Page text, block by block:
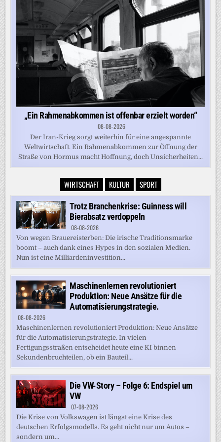
„Ein Rahmenabkommen ist offenbar erzielt worden“
08-08-2026
Der Iran-Krieg sorgt weiterhin für eine angespannte
Weltwirtschaft. Ein Rahmenabkommen zur Öffnung der
Straße von Hormus macht Hoffnung, doch Unsicherheiten...
WIRTSCHAFT KULTUR SPORT
Trotz Branchenkrise: Guinness will
Bierabsatz verdoppeln
08-08-2026
Von wegen Brauereisterben: Die irische Traditionsmarke
boomt – auch dank eines Hypes in den sozialen Medien.
Nun ist eine Milliardeninvestition...
Maschinenlernen revolutioniert
Produktion: Neue Ansätze für die
Automatisierungstrategie.
08-08-2026
Maschinenlernen revolutioniert Produktion: Neue Ansätze
für die Automatisierungstrategie. In vielen
Fertigungsstraßen entscheidet heute eine KI binnen
Sekundenbruchteilen, ob ein Bauteil...
Die VW-Story – Folge 6: Endspiel um
VW
07-08-2026
Die Krise von Volkswagen ist längst eine Krise des
deutschen Erfolgsmodells. Es geht nicht nur um Autos –
sondern um...